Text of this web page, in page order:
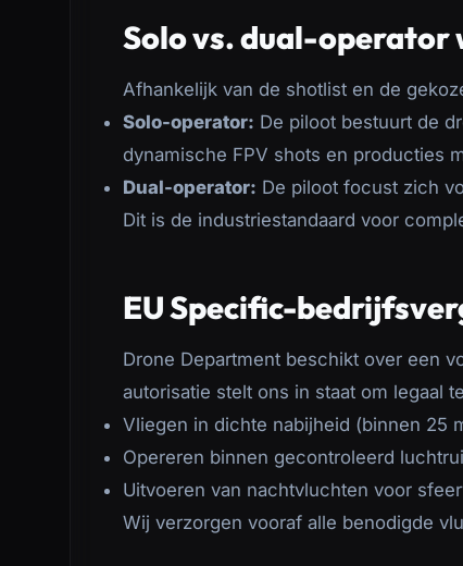
Solo vs. dual-operator
Afhankelijk van de shotlist en de
Solo-operator: De piloot bestuurt de
dynamische FPV shots en producties
Dual-operator: De piloot focust zich
Dit is de industriestandaard voor
EU Specific-
Drone Department beschikt over een
autorisatie stelt ons in staat om legaal
Vliegen in dichte nabijheid (binnen 25
Opereren binnen gecontroleerd
Uitvoeren van nachtvluchten voor
Wij verzorgen vooraf alle benodigde